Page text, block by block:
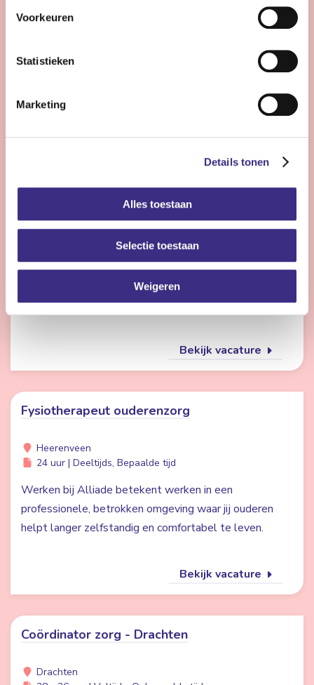
Voorkeuren
Statistieken
Marketing
Details tonen
Alles toestaan
Selectie toestaan
Weigeren
Ben jij een persoonlijk begeleider die energie krijgt van
complexe zorg en kleine successen groots weet te
Bekijk vacature
Nog 23 dagen
4 - 28 uur | Deeltijds, Onbepaalde tijd
Wil jij met meerdere doelgroepen werken en elke dag
iets anders doen? Dan is de flexpool echt iets voor jou.
Je werkt op verschillende locaties in de
gehandicaptenzorg, jeugdzorg of ouderenzorg.
Bekijk vacature
Fysiotherapeut ouderenzorg
Heerenveen
24 uur | Deeltijds, Bepaalde tijd
Werken bij Alliade betekent werken in een
professionele, betrokken omgeving waar jij ouderen
helpt langer zelfstandig en comfortabel te leven.
Bekijk vacature
Coördinator zorg - Drachten
Drachten